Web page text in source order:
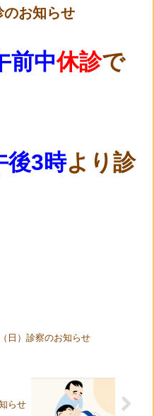
のお知らせ
前中休診で
後3時より診
日）診察のお知らせ
らせ